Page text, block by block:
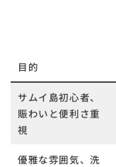
目的
サムイ島初心者、
賑わいと便利さ重
視
優雅な雰囲気、洗